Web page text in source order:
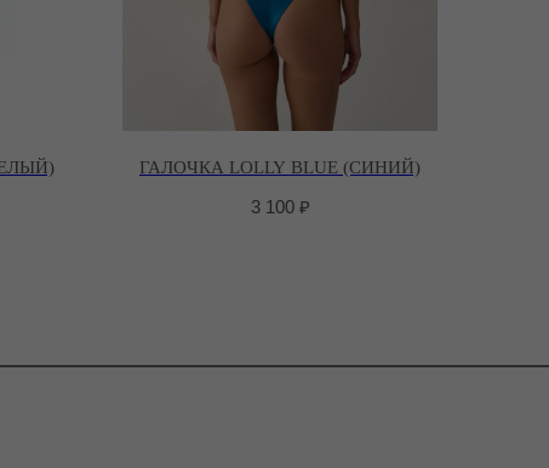
ГАЛОЧКА LOLLY BLUE (СИНИЙ)
3 100 ₽